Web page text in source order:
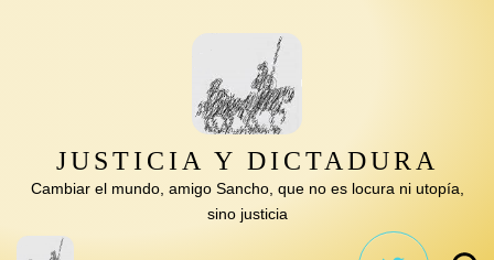
JUSTICIA Y DICTADURA
Cambiar el mundo, amigo Sancho, que no es locura ni utopía,
sino justicia